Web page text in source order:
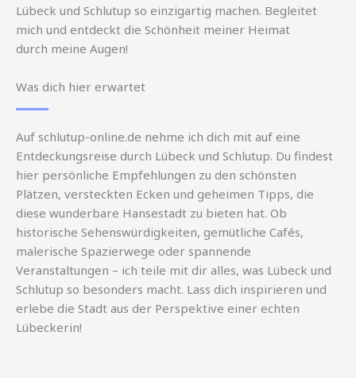
Lübeck und Schlutup so einzigartig machen. Begleitet
mich und entdeckt die Schönheit meiner Heimat
durch meine Augen!
Was dich hier erwartet
Auf schlutup-online.de nehme ich dich mit auf eine
Entdeckungsreise durch Lübeck und Schlutup. Du findest
hier persönliche Empfehlungen zu den schönsten
Plätzen, versteckten Ecken und geheimen Tipps, die
diese wunderbare Hansestadt zu bieten hat. Ob
historische Sehenswürdigkeiten, gemütliche Cafés,
malerische Spazierwege oder spannende
Veranstaltungen – ich teile mit dir alles, was Lübeck und
Schlutup so besonders macht. Lass dich inspirieren und
erlebe die Stadt aus der Perspektive einer echten
Lübeckerin!